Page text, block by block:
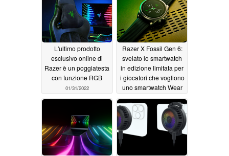
L'ultimo prodotto
esclusivo online di
Razer è un poggiatesta
con funzione RGB
01/31/2022
Razer X Fossil Gen 6:
svelato lo smartwatch
in edizione limitata per
i giocatori che vogliono
uno smartwatch Wear
OS 201/06/2022